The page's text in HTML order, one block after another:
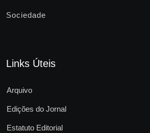
Sociedade
Links Úteis
Arquivo
Edições do Jornal
Estatuto Editorial